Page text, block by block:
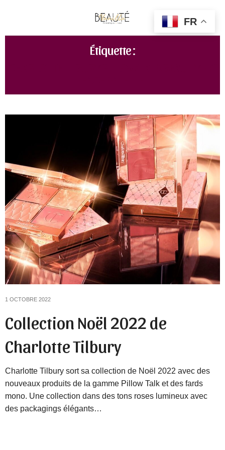
Étiquette :
1 OCTOBRE 2022
Collection Noël 2022 de
Charlotte Tilbury
Charlotte Tilbury sort sa collection de Noël 2022 avec des
nouveaux produits de la gamme Pillow Talk et des fards
mono. Une collection dans des tons roses lumineux avec
des packagings élégants…
FR